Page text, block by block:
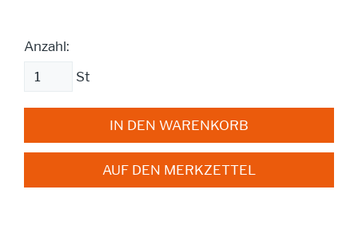
Anzahl:
St
IN DEN WARENKORB
AUF DEN MERKZETTEL